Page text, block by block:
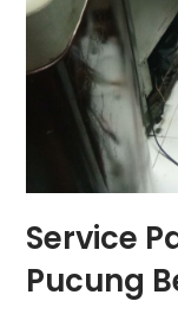
Service
Pucung